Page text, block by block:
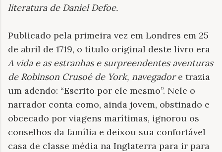
literatura de Daniel Defoe.
Publicado pela primeira vez em Londres em 25
de abril de 1719, o título original deste livro era
A vida e as estranhas e surpreendentes aventuras
de Robinson Crusoé de York, navegadore trazia
um adendo: “Escrito por ele mesmo”. Nele o
narrador conta como, ainda jovem, obstinado e
obcecado por viagens marítimas, ignorou os
conselhos da família e deixou sua confortável
casa de classe média na Inglaterra para ir para